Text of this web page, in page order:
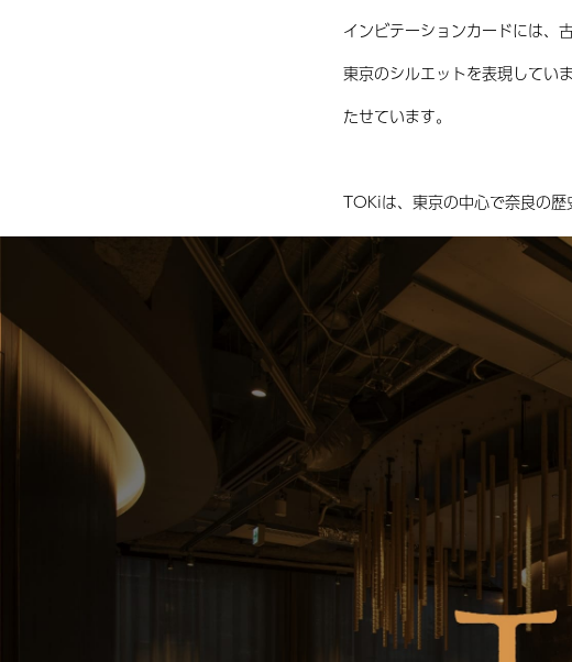
インビテーションカードには、
東京のシルエットを表現してい
たせています。
TOKiは、東京の中心で奈良の歴